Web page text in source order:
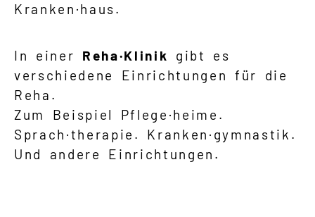
Kranken·haus.
In einer Reha·Klinik
gibt es
verschiedene Einrichtungen für die
Reha.
Zum Beispiel Pflege·heime.
Sprach·therapie. Kranken·gymnastik.
Und andere Einrichtungen.